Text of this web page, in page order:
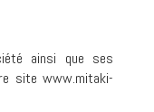
ainsi que ses
site www.mitaki-